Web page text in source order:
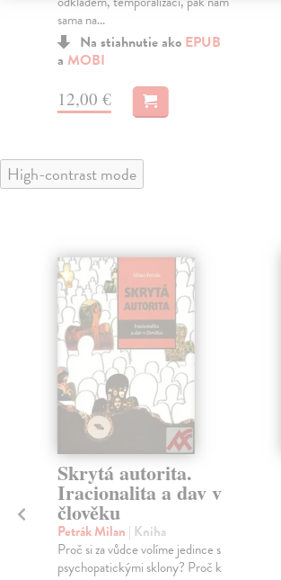
sama na...
Na stiahnutie ako EPUB
a MOBI
12,00 €
High-contrast mode
Skrytá autorita.
Iracionalita a dav v
člověku
Petrák Milan | Kniha
Proč si za vůdce volíme jedince s
psychopatickými sklony? Proč k